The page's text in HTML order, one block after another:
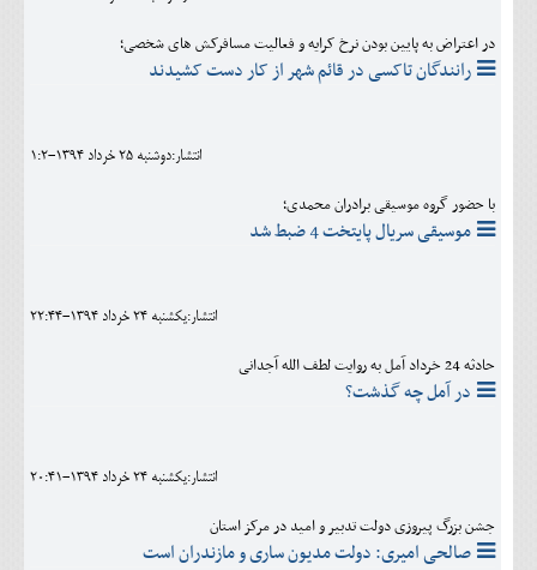
در اعتراض به پایین بودن نرخ کرایه و فعالیت مسافرکش های شخصی؛
رانندگان تاکسی در قائم شهر از کار دست کشیدند
انتشار:دوشنبه 25 خرداد 1394-1:2
با حضور گروه موسیقی برادران محمدی؛
موسیقی سریال پایتخت 4 ضبط شد
انتشار:يکشنبه 24 خرداد 1394-22:44
حادثه 24 خرداد آمل به روایت لطف الله آجدانی
در آمل چه گذشت؟
انتشار:يکشنبه 24 خرداد 1394-20:41
جشن بزرگ پیروزی دولت تدبیر و امید در مرکز استان
صالحی امیری: دولت مدیون ساری و مازندران است